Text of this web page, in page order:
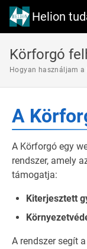
Körforgó
Hogyan használjam
A
A Körforgó egy
rendszer, amely
támogatja:
Kiterjesztett
A rendszer segít